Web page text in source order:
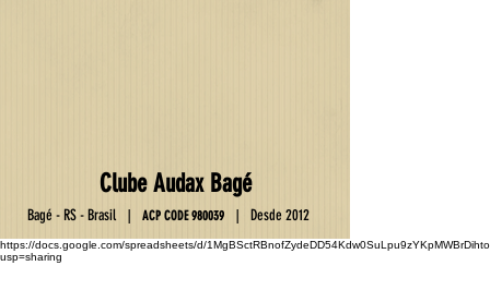
ClubeAudax Bagé
Bagé - RS - Brasil|ACP CODE980039 Desde 2012
https://docs.google.com/spreadsheets/d/
usp=sharing